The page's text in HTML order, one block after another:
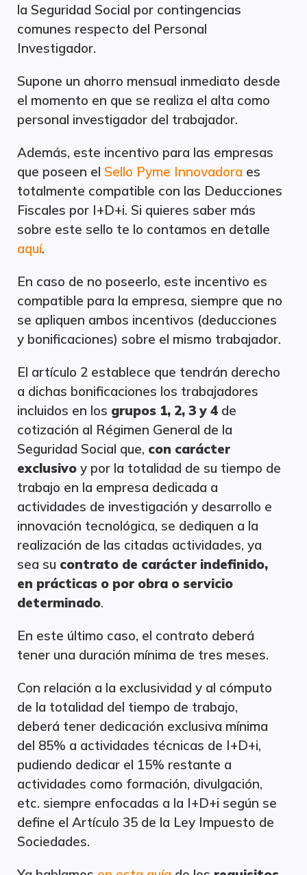
la Seguridad Social por contingencias
comunes respecto del Personal
Investigador.
Supone un ahorro mensual inmediato desde
el momento en que se realiza el alta como
personal investigador del trabajador.
Además, este incentivo para las empresas
que poseen el Sello Pyme Innovadora es
totalmente compatible con las Deducciones
Fiscales por I+D+i. Si quieres saber más
sobre este sello te lo contamos en detalle
aquí.
En caso de no poseerlo, este incentivo es
compatible para la empresa, siempre que no
se apliquen ambos incentivos (deducciones
y bonificaciones) sobre el mismo trabajador.
El artículo 2 establece que tendrán derecho
a dichas bonificaciones los trabajadores
incluidos en los grupos 1, 2, 3 y 4 de
cotización al Régimen General de la
Seguridad Social que, con carácter
exclusivo y por la totalidad de su tiempo de
trabajo en la empresa dedicada a
actividades de investigación y desarrollo e
innovación tecnológica, se dediquen a la
realización de las citadas actividades, ya
sea su contrato de carácter indefinido,
en prácticas o por obra o servicio
determinado.
En este último caso, el contrato deberá
tener una duración mínima de tres meses.
Con relación a la exclusividad y al cómputo
de la totalidad del tiempo de trabajo,
deberá tener dedicación exclusiva mínima
del 85% a actividades técnicas de I+D+i,
pudiendo dedicar el 15% restante a
actividades como formación, divulgación,
etc. siempre enfocadas a la I+D+i según se
define el Artículo 35 de la Ley Impuesto de
Sociedades.